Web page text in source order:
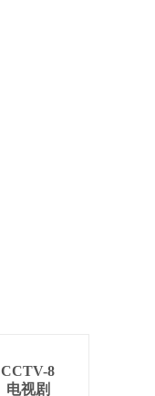
CCTV-8
电视剧